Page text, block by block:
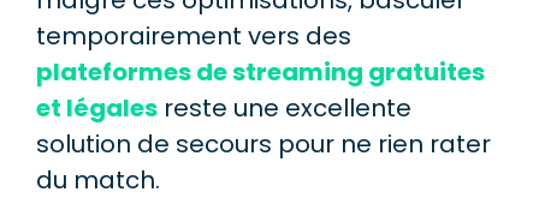
temporairement vers des
plateformes de streaming gratuites
et légales reste une excellente
solution de secours pour ne rien rater
du match.